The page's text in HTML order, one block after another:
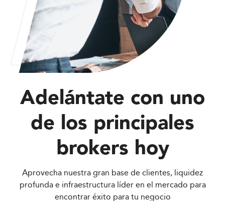
Adelántate con uno
de los principales
brokers hoy
Aprovecha nuestra gran base de clientes, liquidez
profunda e infraestructura líder en el mercado para
encontrar éxito para tu negocio